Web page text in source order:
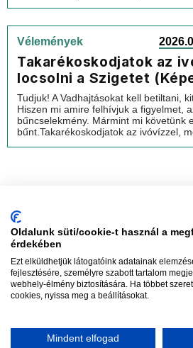
Vélemények
Takarékoskodjatok az
locsolni a Szigetet
Tudjuk! A Vadhajtásokat kell betiltani,
Hiszen mi amire felhívjuk a figyelmet,
bűncselekmény. Mármint mi követünk
bűnt.Takarékoskodjatok az ivóvízzel,
Szerkesztőség:
Modi:
AdatvédelemImpresszum
Oldalunk süti/cookie-t használ a
érdekében
Ezt elküldhetjük látogatóink adatainak
fejlesztésére, személyre szabott tartalom
webhely-élmény biztosítására. Ha többet
cookies, nyissa meg a beállításokat.
Mindent elfogad